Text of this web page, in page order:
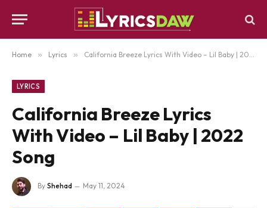
Home » Lyrics » California Breeze Lyrics With Video – Lil Baby | 2022 Song
LYRICS
California Breeze Lyrics
With Video – Lil Baby | 2022
Song
By Shehad May 11, 2024